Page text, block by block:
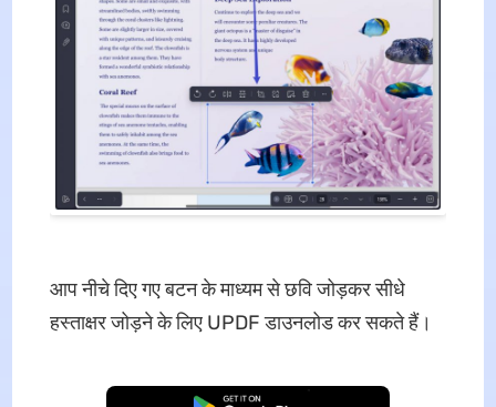
आप नीचे दिए गए बटन के माध्यम से छवि जोड़कर सीधे
हस्ताक्षर जोड़ने के लिए UPDF डाउनलोड कर सकते हैं।